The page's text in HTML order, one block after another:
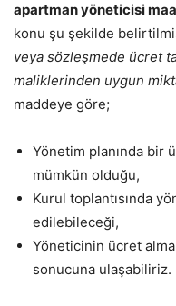
apartman yöneticisi
konu şu şekilde
veya sözleşmede ücret
maliklerinden uygun
maddeye göre;
Yönetim planında bir
mümkün olduğu,
Kurul toplantısında
edilebileceği,
Yöneticinin ücret
sonucuna ulaşabiliriz.